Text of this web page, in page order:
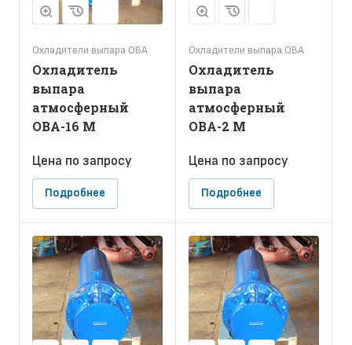
Охладители выпара ОВА
Охладитель
выпара
атмосферный
ОВА-16 М
Цена по запросу
Подробнее
Охладители выпара ОВА
Охладитель
выпара
атмосферный
ОВА-2 М
Цена по запросу
Подробнее